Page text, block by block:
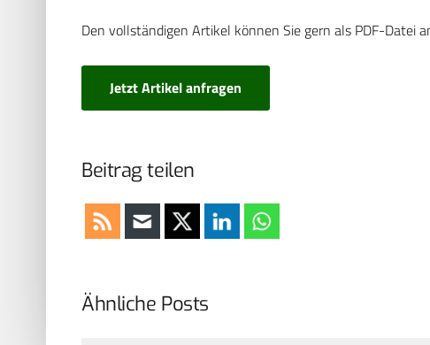
Den vollständigen Artikel können Sie gern als PDF-Datei
Jetzt Artikel anfragen
Beitrag teilen
Ähnliche Posts